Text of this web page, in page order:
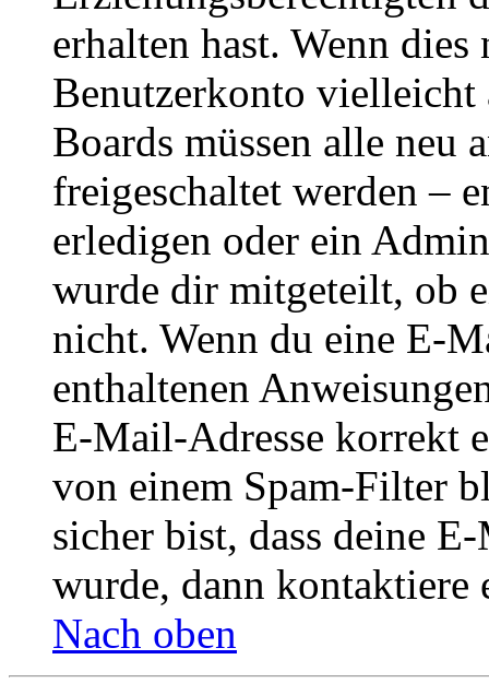
erhalten hast. Wenn
Benutzerkonto
Boards müssen alle neu
freigeschaltet werden –
erledigen oder ein
wurde dir mitgeteilt, ob
nicht. Wenn du eine E-
enthaltenen
E-Mail-Adresse korrekt
von einem Spam-Filter
sicher bist, dass deine
wurde, dann kontaktiere
Nach oben